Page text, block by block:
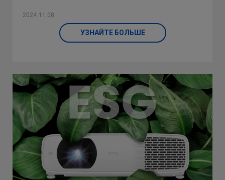
2024.11.08
УЗНАЙТЕ БОЛЬШЕ